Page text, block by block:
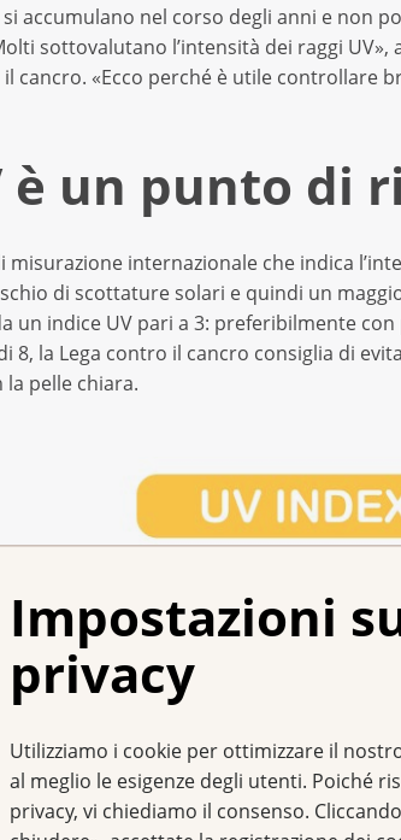
Impostazioni
privacy
Utilizziamo i cookie per ottimizzare il
al meglio le esigenze degli utenti. Poiché
privacy, vi chiediamo il consenso.
accumulano nel corso degli anni e non
sottovalutano l’intensità dei raggi UV»,
cancro. «Ecco perché è utile controllare
è un punto di
misurazione internazionale che indica
di scottature solari e quindi un
indice UV pari a 3: preferibilmente con
8, la Lega contro il cancro consiglia di
pelle chiara.